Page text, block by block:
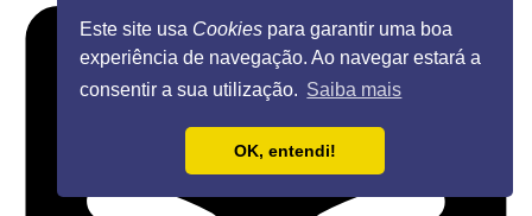
Este site usa Cookies para garantir uma boa
experiência de navegação. Ao navegar estará a
consentir a sua utilização. Saiba mais
OK, entendi!